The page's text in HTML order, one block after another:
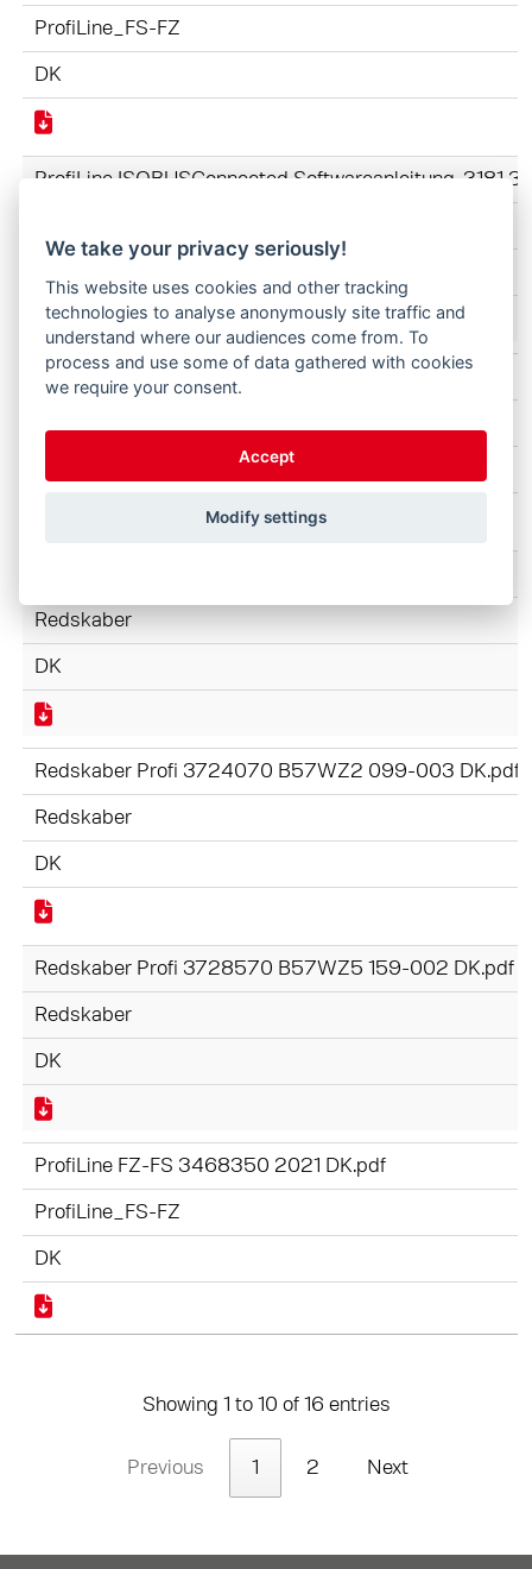
ProfiLine_FS-FZ
DK
ProfiLine ISOBUSConnected Softwareanleitung-3181
ProfiLine FZ-FS 3620-4842 3745070-2025 DK.pdf
Redskaber
DK
Redskaber Profi 3724070 B57WZ2 099-003 DK.pdf
Redskaber
DK
Redskaber Profi 3728570 B57WZ5 159-002 DK.pdf
Redskaber
DK
ProfiLine FZ-FS 3468350 2021 DK.pdf
ProfiLine_FS-FZ
DK
Showing 1 to 10 of 16 entries
Previous 1 2 Next
We take your privacy seriously!
This website uses cookies and other tracking
technologies to analyse anonymously site traffic and
understand where our audiences come from. To
process and use some of data gathered with cookies
we require your consent.
Accept
Modify settings